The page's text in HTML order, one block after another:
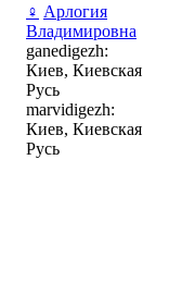
♀ Арлогия
Владимировна
ganedigezh:
Киев, Киевская
Русь
marvidigezh:
Киев, Киевская
Русь